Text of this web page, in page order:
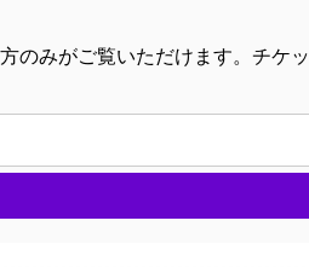
のみがご覧いただけます。チケッ